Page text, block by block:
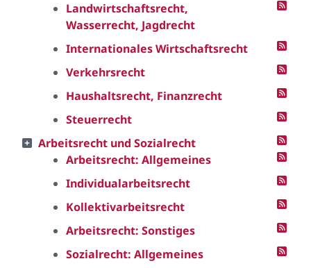
Landwirtschaftsrecht,
Wasserrecht, Jagdrecht
Internationales Wirtschaftsrecht
Verkehrsrecht
Haushaltsrecht, Finanzrecht
Steuerrecht
Arbeitsrecht und Sozialrecht
Arbeitsrecht: Allgemeines
Individualarbeitsrecht
Kollektivarbeitsrecht
Arbeitsrecht: Sonstiges
Sozialrecht: Allgemeines